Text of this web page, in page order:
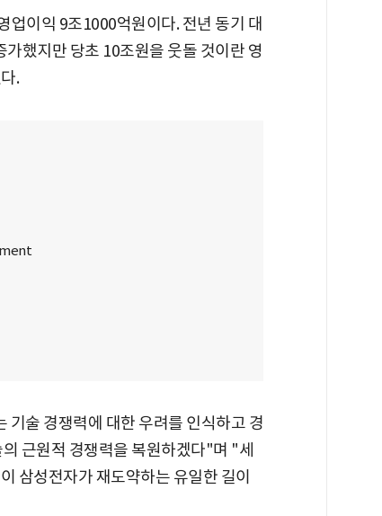
업이익 9조1000억원이다. 전년 동기 대
했지만 당초 10조원을 웃돌 것이란 영
.
기술 경쟁력에 대한 우려를 인식하고 경
근원적 경쟁력을 복원하겠다"며 "세
삼성전자가 재도약하는 유일한 길이